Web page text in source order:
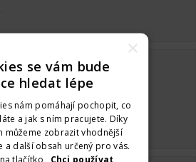
za hodinu
×
se vám bude
hledat lépe
nám pomáhají pochopit, co
a jak s ním pracujete. Díky
můžeme zobrazit vhodnější
a další obsah určený pro vás.
tlačítko
„Chci používat